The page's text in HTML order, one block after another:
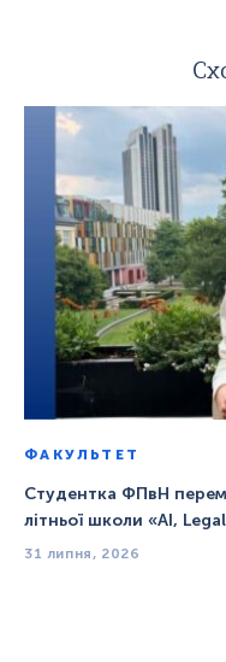
ФАКУЛЬТЕТ
Студентка ФПвН
літньої школи «AI,
31 липня, 2026